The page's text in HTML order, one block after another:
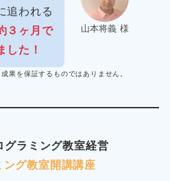
山本将義 様
追われる
３ヶ月で
した！
ものではありません。
グラミング教室経営
グ教室開講講座